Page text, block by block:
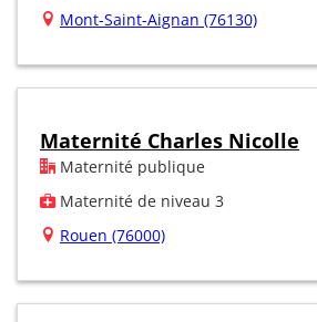
Mont-Saint-Aignan (76130)
Maternité Charles Nicolle
Maternité publique
Maternité de niveau 3
Rouen (76000)